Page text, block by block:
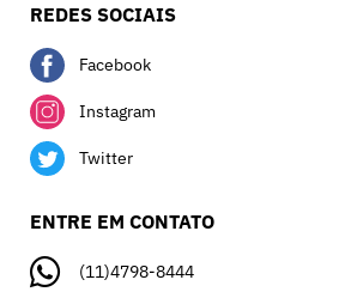
REDES SOCIAIS
Facebook
Instagram
Twitter
ENTRE EM CONTATO
(11)4798-8444